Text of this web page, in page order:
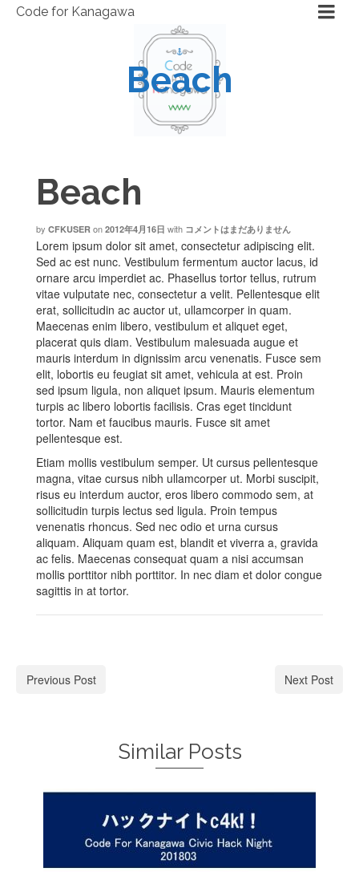
Code for Kanagawa
Beach
Beach
by CFKUSER on 2012年4月16日 with コメントはまだありません
Lorem ipsum dolor sit amet, consectetur adipiscing elit.
Sed ac est nunc. Vestibulum fermentum auctor lacus, id
ornare arcu imperdiet ac. Phasellus tortor tellus, rutrum
vitae vulputate nec, consectetur a velit. Pellentesque elit
erat, sollicitudin ac auctor ut, ullamcorper in quam.
Maecenas enim libero, vestibulum et aliquet eget,
placerat quis diam. Vestibulum malesuada augue et
mauris interdum in dignissim arcu venenatis. Fusce sem
elit, lobortis eu feugiat sit amet, vehicula at est. Proin
sed ipsum ligula, non aliquet ipsum. Mauris elementum
turpis ac libero lobortis facilisis. Cras eget tincidunt
tortor. Nam et faucibus mauris. Fusce sit amet
pellentesque est.
Etiam mollis vestibulum semper. Ut cursus pellentesque
magna, vitae cursus nibh ullamcorper ut. Morbi suscipit,
risus eu interdum auctor, eros libero commodo sem, at
sollicitudin turpis lectus sed ligula. Proin tempus
venenatis rhoncus. Sed nec odio et urna cursus
aliquam. Aliquam quam est, blandit et viverra a, gravida
ac felis. Maecenas consequat quam a nisi accumsan
mollis porttitor nibh porttitor. In nec diam et dolor congue
sagittis in at tortor.
Previous Post Next Post
Similar Posts